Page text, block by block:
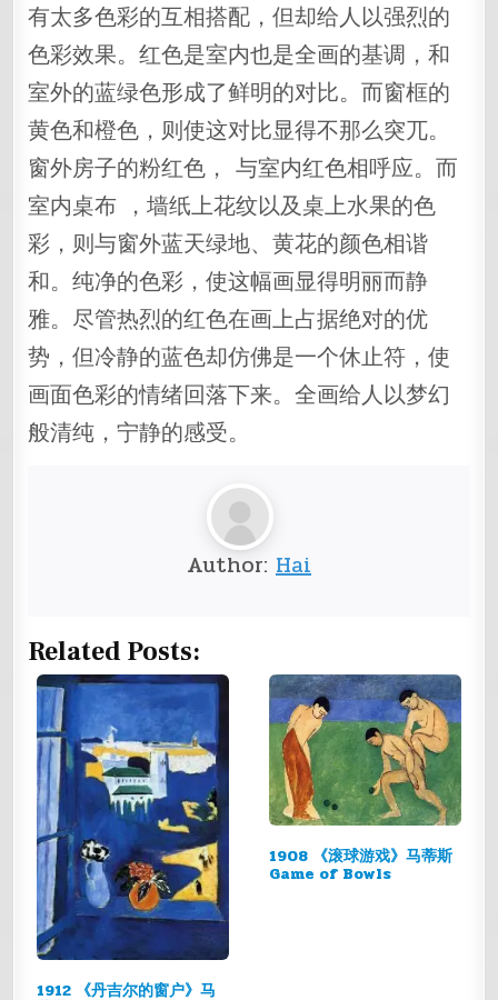
有太多色彩的互相搭配，但却给人以强烈的
色彩效果。红色是室内也是全画的基调，和
室外的蓝绿色形成了鲜明的对比。而窗框的
黄色和橙色，则使这对比显得不那么突兀。
窗外房子的粉红色， 与室内红色相呼应。而
室内桌布 ，墙纸上花纹以及桌上水果的色
彩，则与窗外蓝天绿地、黄花的颜色相谐
和。纯净的色彩，使这幅画显得明丽而静
雅。尽管热烈的红色在画上占据绝对的优
势，但冷静的蓝色却仿佛是一个休止符，使
画面色彩的情绪回落下来。全画给人以梦幻
般清纯，宁静的感受。
Author: Hai
Related Posts:
1912 《丹吉尔的窗户》马
1908 《滚球游戏》马蒂斯
Game of Bowls